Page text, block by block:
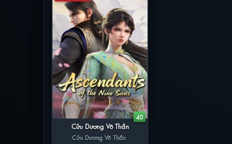
40
Cửu Dương Võ Thần
Cửu Dương Võ Thần